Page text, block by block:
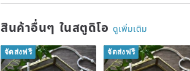
สินค้าอื่นๆ ในสตูดิโอ ดูเพิ่มเติม
จัดส่งฟรี จัดส่งฟรี